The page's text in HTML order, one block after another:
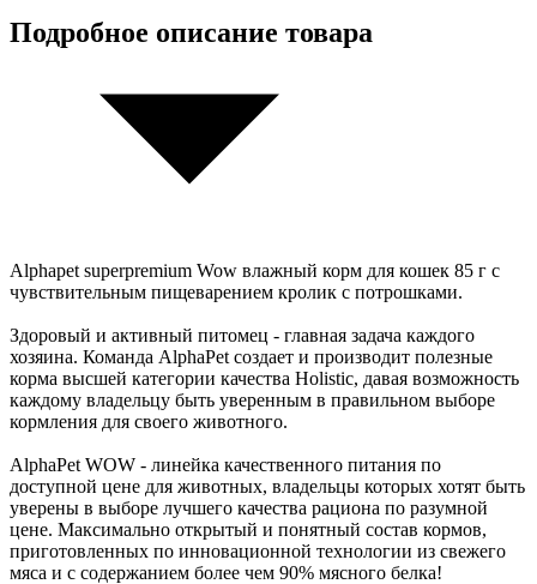
Подробное описание товара
Alphapet superpremium Wow влажный корм для кошек 85 г с
чувствительным пищеварением кролик с потрошками.
Здоровый и активный питомец - главная задача каждого
хозяина. Команда AlphaPet создает и производит полезные
корма высшей категории качества Holistiс, давая возможность
каждому владельцу быть уверенным в правильном выборе
кормления для своего животного.
AlphaPet WOW - линейка качественного питания по
доступной цене для животных, владельцы которых хотят быть
уверены в выборе лучшего качества рациона по разумной
цене. Максимально открытый и понятный состав кормов,
приготовленных по инновационной технологии из свежего
мяса и с содержанием более чем 90% мясного белка!